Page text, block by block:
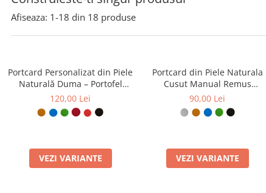
Afiseaza: 1-18 din 18 produse
Portcard Personalizat din Piele
Naturală Duma – Portofel
Minimalist Gravat, Diverse
Culori
120,00 Lei
VEZI VARIANTE
Portcard din Piele Naturala
Cusut Manual Remus
Personalizabil – Suport
Carduri Plat, Diverse Culori
90,00 Lei
VEZI VARIANTE